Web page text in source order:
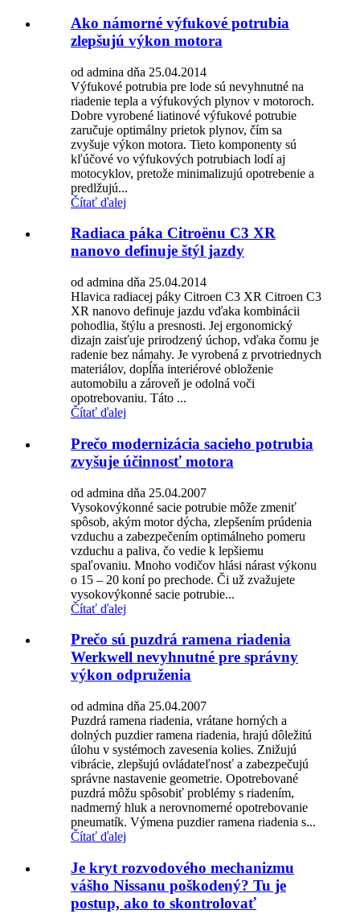
Ako námorné výfukové potrubia
zlepšujú výkon motora
od admina dňa 25.04.2014
Výfukové potrubia pre lode sú nevyhnutné na
riadenie tepla a výfukových plynov v motoroch.
Dobre vyrobené liatinové výfukové potrubie
zaručuje optimálny prietok plynov, čím sa
zvyšuje výkon motora. Tieto komponenty sú
kľúčové vo výfukových potrubiach lodí aj
motocyklov, pretože minimalizujú opotrebenie a
predlžujú...
Čítať ďalej
Radiaca páka Citroënu C3 XR
nanovo definuje štýl jazdy
od admina dňa 25.04.2014
Hlavica radiacej páky Citroen C3 XR Citroen C3
XR nanovo definuje jazdu vďaka kombinácii
pohodlia, štýlu a presnosti. Jej ergonomický
dizajn zaisťuje prirodzený úchop, vďaka čomu je
radenie bez námahy. Je vyrobená z prvotriednych
materiálov, dopĺňa interiérové ​​obloženie
automobilu a zároveň je odolná voči
opotrebovaniu. Táto ...
Čítať ďalej
Prečo modernizácia sacieho potrubia
zvyšuje účinnosť motora
od admina dňa 25.04.2007
Vysokovýkonné sacie potrubie môže zmeniť
spôsob, akým motor dýcha, zlepšením prúdenia
vzduchu a zabezpečením optimálneho pomeru
vzduchu a paliva, čo vedie k lepšiemu
spaľovaniu. Mnoho vodičov hlási nárast výkonu
o 15 – 20 koní po prechode. Či už zvažujete
vysokovýkonné sacie potrubie...
Čítať ďalej
Prečo sú puzdrá ramena riadenia
Werkwell nevyhnutné pre správny
výkon odpruženia
od admina dňa 25.04.2007
Puzdrá ramena riadenia, vrátane horných a
dolných puzdier ramena riadenia, hrajú dôležitú
úlohu v systémoch zavesenia kolies. Znižujú
vibrácie, zlepšujú ovládateľnosť a zabezpečujú
správne nastavenie geometrie. Opotrebované
puzdrá môžu spôsobiť problémy s riadením,
nadmerný hluk a nerovnomerné opotrebovanie
pneumatík. Výmena puzdier ramena riadenia s...
Čítať ďalej
Je kryt rozvodového mechanizmu
vášho Nissanu poškodený? Tu je
postup, ako to skontrolovať